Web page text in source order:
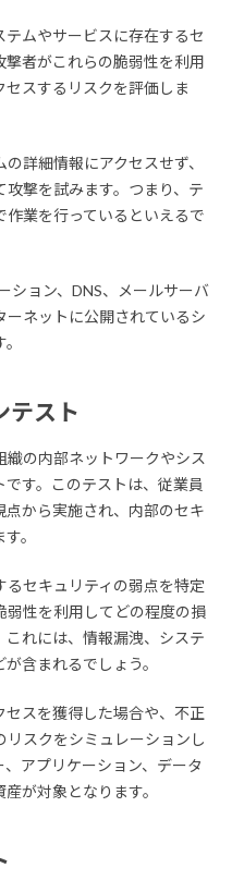
ムやサービスに存在するセ
者がこれらの脆弱性を利用
セスするリスクを評価しま
詳細情報にアクセスせず、
撃を試みます。つまり、テ
業を行っているといえるで
ション、DNS、メールサーバ
ーネットに公開されているシ
テスト
の内部ネットワークやシス
す。このテストは、従業員
から実施され、内部のセキ
。
セキュリティの弱点を特定
弱性を利用してどの程度の損
れには、情報漏洩、システ
含まれるでしょう。
スを獲得した場合や、不正
スクをシミュレーションし
アプリケーション、データ
が対象となります。